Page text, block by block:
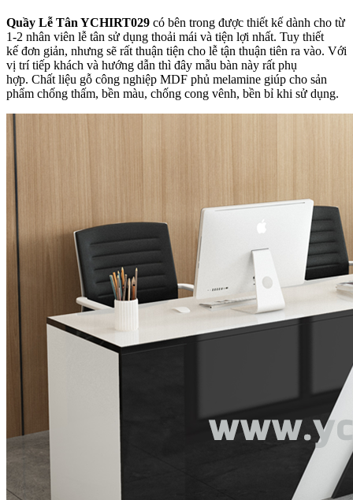
Quầy Lễ Tân YCHIRT029 có bên trong được thiết kế dành cho từ
1-2 nhân viên lễ tân sử dụng thoải mái và tiện lợi nhất. Tuy thiết
kế đơn giản, nhưng sẽ rất thuận tiện cho lễ tận thuận tiên ra vào. Với
vị trí tiếp khách và hướng dẫn thì đây mẫu bàn này rất phụ
hợp. Chất liệu gỗ công nghiệp MDF phủ melamine giúp cho sản
phẩm chống thấm, bền màu, chống cong vênh, bền bỉ khi sử dụng.